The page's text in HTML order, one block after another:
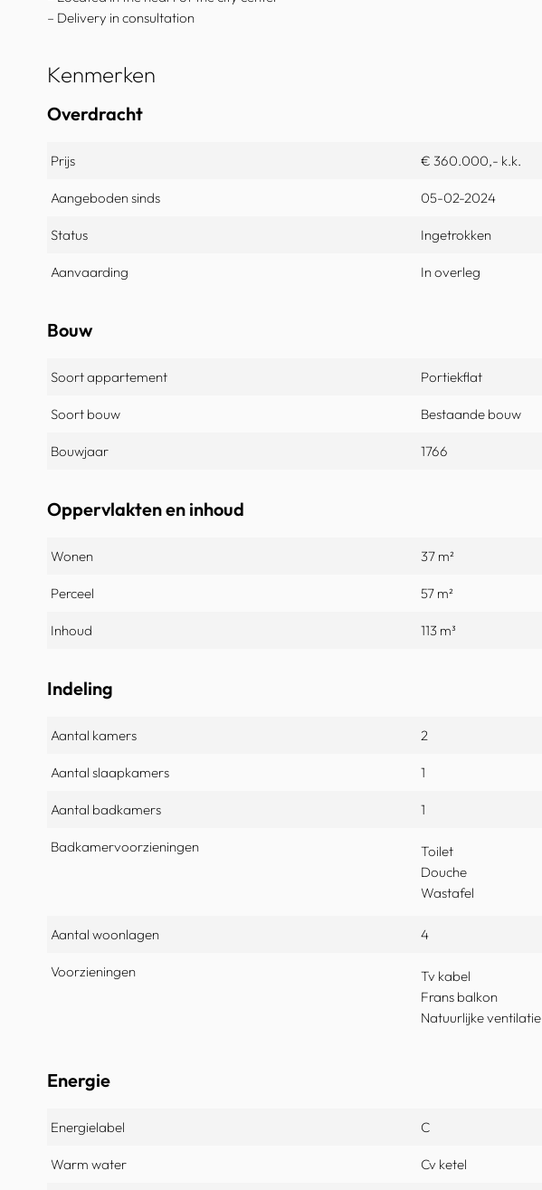
– Delivery in consultation
Kenmerken
Overdracht
Prijs € 360.000,- k.k.
Aangeboden sinds 05-02-2024
Status Ingetrokken
Aanvaarding In overleg
Bouw
Soort appartement Portiekflat
Soort bouw Bestaande bouw
Bouwjaar 1766
Oppervlakten en inhoud
Wonen 37 m²
Perceel 57 m²
Inhoud 113 m³
Indeling
Aantal kamers 2
Aantal slaapkamers 1
Aantal badkamers 1
Badkamervoorzieningen
Toilet
Douche
Wastafel
Aantal woonlagen 4
Voorzieningen
Tv kabel
Frans balkon
Natuurlijke ventilatie
Energie
Energielabel C
Warm water Cv ketel